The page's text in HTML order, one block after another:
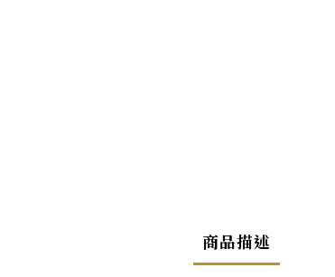
商品描述